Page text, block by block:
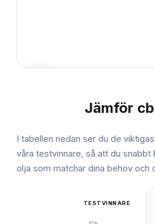
Jämför
I tabellen nedan ser du de
våra testvinnare, så att du snabbt
olja som matchar dina behov och
TESTVINNARE